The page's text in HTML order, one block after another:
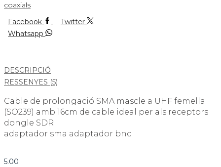
coaxials
Facebook
Twitter
Whatsapp
DESCRIPCIÓ
RESSENYES (5)
Cable de prolongació SMA mascle a UHF femella
(SO239) amb 16cm de cable ideal per als receptors
dongle SDR
adaptador sma adaptador bnc
5.00